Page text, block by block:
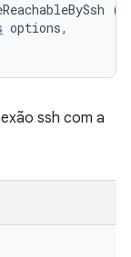
(
options,
ssh com a